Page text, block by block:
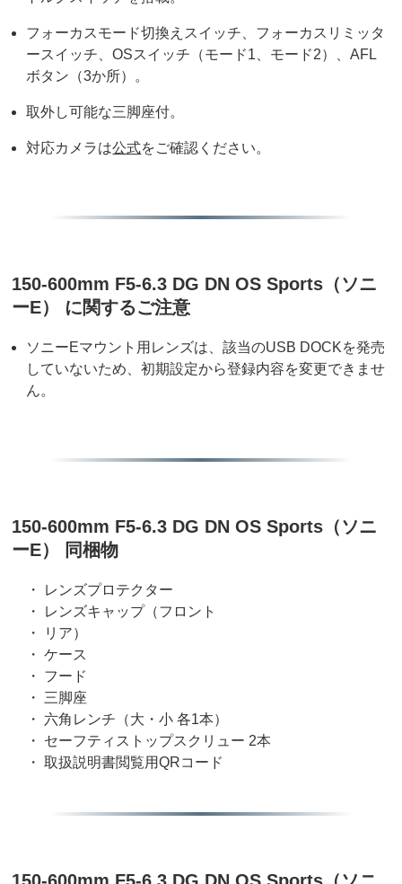
フォーカスモード切換えスイッチ、フォーカスリミッタ
ースイッチ、OSスイッチ（モード1、モード2）、AFL
ボタン（3か所）。
取外し可能な三脚座付。
対応カメラは公式をご確認ください。
150-600mm F5-6.3 DG DN OS Sports（ソニ
ーE） に関するご注意
ソニーEマウント用レンズは、該当のUSB DOCKを発売
していないため、初期設定から登録内容を変更できませ
ん。
150-600mm F5-6.3 DG DN OS Sports（ソニ
ーE） 同梱物
・ レンズプロテクター
・ レンズキャップ（フロント
・ リア）
・ ケース
・ フード
・ 三脚座
・ 六角レンチ（大・小 各1本）
・ セーフティストップスクリュー 2本
・ 取扱説明書閲覧用QRコード